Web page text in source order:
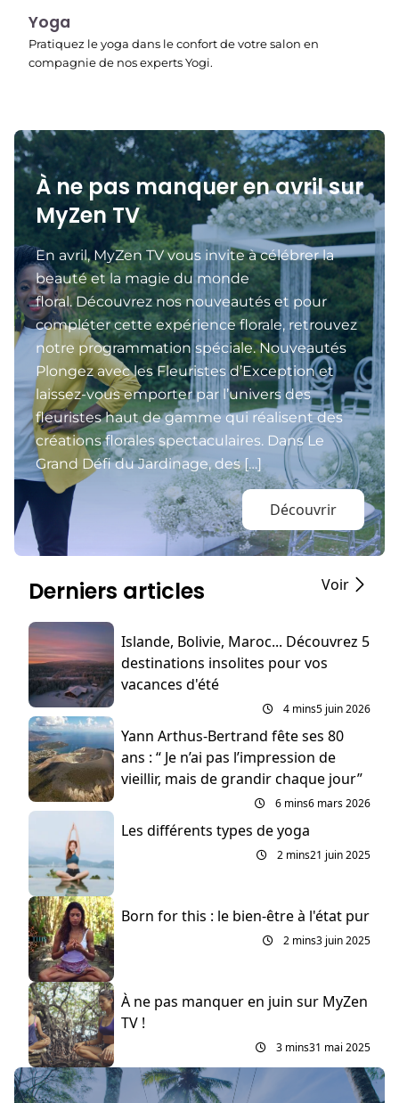
00:15
Yoga
Pratiquez le yoga dans le confort de votre salon en
compagnie de nos experts Yogi.
À ne pas manquer en avril sur
MyZen TV
En avril, MyZen TV vous invite à célébrer la
beauté et la magie du monde
floral. Découvrez nos nouveautés et pour
compléter cette expérience florale, retrouvez
notre programmation spéciale. Nouveautés
Plongez avec les Fleuristes d’Exception et
laissez-vous emporter par l’univers des
fleuristes haut de gamme qui réalisent des
créations florales spectaculaires. Dans Le
Grand Défi du Jardinage, des […]
Découvrir
Derniers articles Voir
Islande, Bolivie, Maroc... Découvrez 5
destinations insolites pour vos
vacances d'été
4 mins5 juin 2026
Yann Arthus-Bertrand fête ses 80
ans : “ Je n’ai pas l’impression de
vieillir, mais de grandir chaque jour”
6 mins6 mars 2026
Les différents types de yoga
2 mins21 juin 2025
Born for this : le bien-être à l'état pur
2 mins3 juin 2025
À ne pas manquer en juin sur MyZen
TV !
3 mins31 mai 2025